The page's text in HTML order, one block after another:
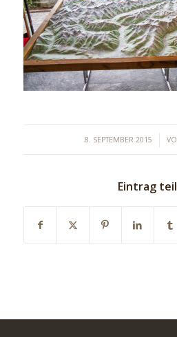
8. SEPTEMBER 2015
/
Eintrag